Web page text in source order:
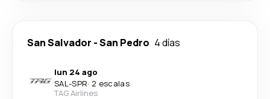
San Salvador -San Pedro 4 días
lun 24 ago
SAL-SPR· 2 escalas
TAG Airlines